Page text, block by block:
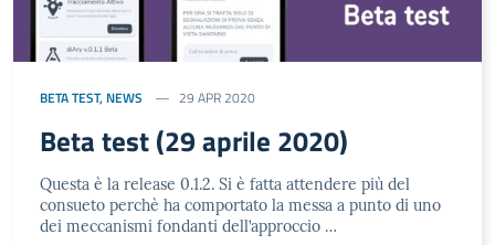
BETA TEST, NEWS 29 APR 2020
Beta test (29 aprile 2020)
Questa è la release 0.1.2. Si è fatta attendere più del
consueto perchè ha comportato la messa a punto di uno
dei meccanismi fondanti dell’approccio …